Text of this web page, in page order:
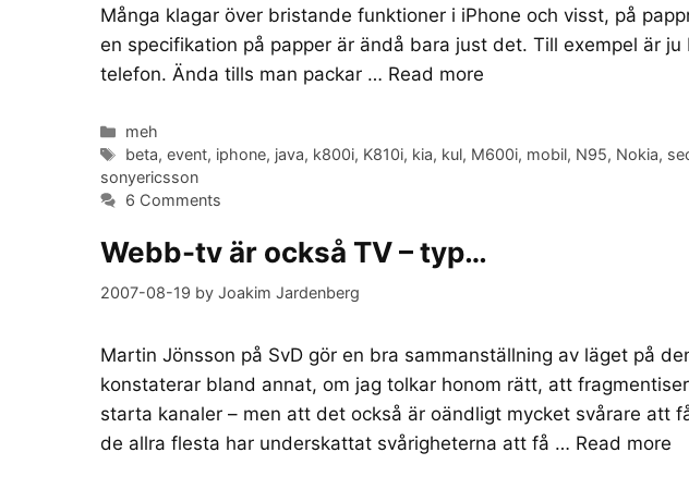
Många klagar över bristande funktioner i iPhone och visst, på
en specifikation på papper är ändå bara just det. Till exempel är
telefon. Ända tills man packar … Read more
Categories
meh
Tags
beta,event, iphone, java, k800i, K810i, kia, kul, M600i, mobil, N95, Nokia,
sonyericsson
6 Comments
Webb-tv är också TV – typ…
2007-08-19 by Joakim Jardenberg
Martin Jönsson på SvD gör en bra sammanställning av läget på
konstaterar bland annat, om jag tolkar honom rätt, att
starta kanaler – men att det också är oändligt mycket svårare att
de allra flesta har underskattat svårigheterna att få … Read more